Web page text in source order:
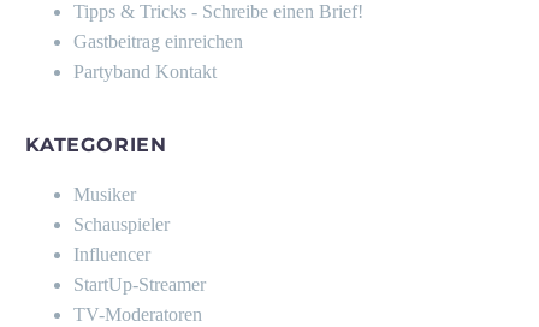
Tipps & Tricks - Schreibe einen Brief!
Gastbeitrag einreichen
Partyband Kontakt
KATEGORIEN
Musiker
Schauspieler
Influencer
StartUp-Streamer
TV-Moderatoren